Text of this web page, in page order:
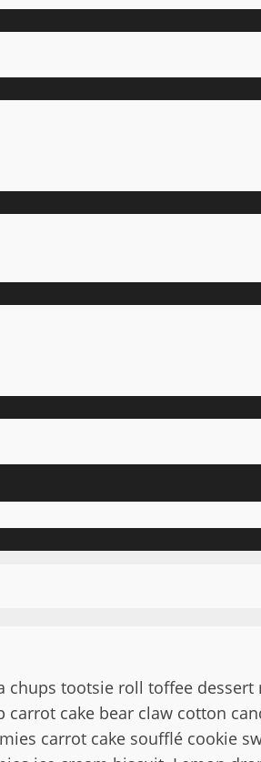
tootsie roll toffee
cake bear claw cotton
carrot cake soufflé cookie